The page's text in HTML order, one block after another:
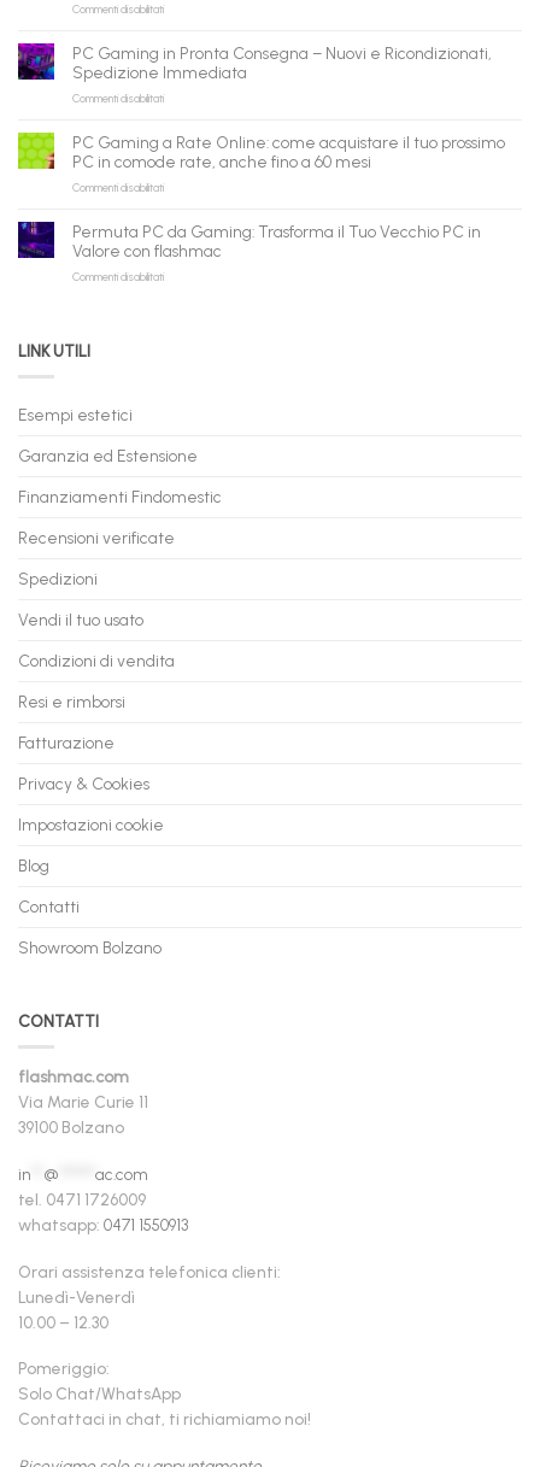
gli
AI:
il
tuo
assistente
può
fare
shopping
qui
Commenti disabilitatisu
ricondizionati
all’ingrosso:
la
nuova
B2B
flashmac
per
rivenditori
PC Gaming in Pronta Consegna – Nuovi e Ricondizionati,
Spedizione Immediata
Commenti disabilitatisu
Gaming
in
Pronta
Consegna
Nuovi
Ricondizionati,
Spedizione
PC Gaming a Rate Online: come acquistare il tuo prossimo
PC in comode rate, anche fino a 60 mesi
Commenti disabilitatisu
Gaming
a
Rate
Online:
anche
a
Permuta PC da Gaming: Trasforma il Tuo Vecchio PC in
Valore con flashmac
Commenti disabilitatisu
in
con
LINK UTILI
Esempi estetici
Garanzia ed Estensione
Finanziamenti Findomestic
Recensioni verificate
Spedizioni
Vendi il tuo usato
Condizioni di vendita
Resi e rimborsi
Fatturazione
Privacy & Cookies
Impostazioni cookie
Blog
Contatti
Showroom Bolzano
CONTATTI
flashmac.com
Via Marie Curie 11
39100 Bolzano
in @
ac.com
tel. 0471 1726009
whatsapp: 0471 1550913
Orari assistenza telefonica clienti:
Lunedì-Venerdì
10.00 – 12.30
Pomeriggio:
Solo Chat/WhatsApp
Contattaci in chat, ti richiamiamo noi!